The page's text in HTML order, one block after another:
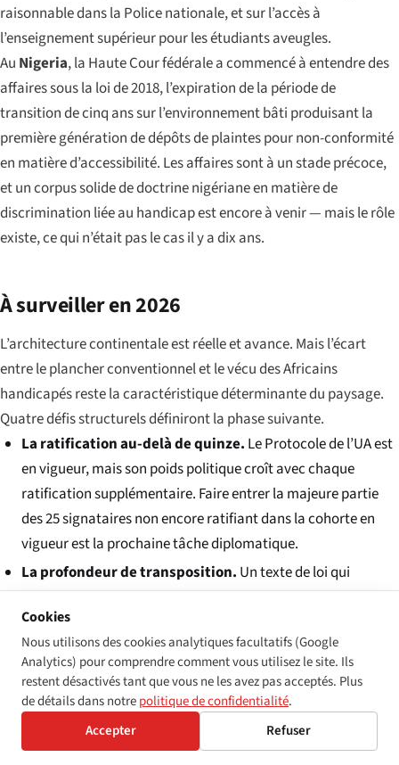
raisonnable dans la Police nationale, et sur l’accès à
l’enseignement supérieur pour les étudiants aveugles.
Au Nigeria, la Haute Cour fédérale a commencé à entendre des
affaires sous la loi de 2018, l’expiration de la période de
transition de cinq ans sur l’environnement bâti produisant la
première génération de dépôts de plaintes pour non-conformité
en matière d’accessibilité. Les affaires sont à un stade précoce,
et un corpus solide de doctrine nigériane en matière de
discrimination liée au handicap est encore à venir — mais le rôle
existe, ce qui n’était pas le cas il y a dix ans.
À surveiller en 2026
L’architecture continentale est réelle et avance. Mais l’écart
entre le plancher conventionnel et le vécu des Africains
handicapés reste la caractéristique déterminante du paysage.
Quatre défis structurels définiront la phase suivante.
La ratification au-delà de quinze. Le Protocole de l’UA est
en vigueur, mais son poids politique croît avec chaque
ratification supplémentaire. Faire entrer la majeure partie
des 25 signataires non encore ratifiant dans la cohorte en
vigueur est la prochaine tâche diplomatique.
La profondeur de transposition. Un texte de loi qui
nomme un régulateur sans le financer, ou qui fixe un
calendrier de conformité sans déclencheur d’application, est
un texte sur le papier. Plusieurs lois-cadres de pays entrent
dans cette catégorie.
La variation infra-nationale.Dans chaque système fédéral
ou quasi-fédéral du continent — Nigeria, Éthiopie, Afrique du
Sud, Kenya — la contrainte déterminante sur l’application
Cookies
Nous utilisons des cookies analytiques facultatifs (Google
Analytics) pour comprendre comment vous utilisez le site. Ils
restent désactivés tant que vous ne les avez pas acceptés. Plus
de détails dans notrepolitique de confidentialité.
Accepter
Refuser